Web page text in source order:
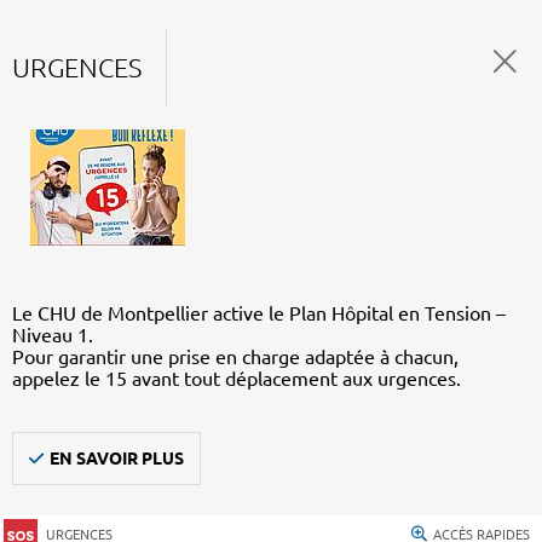
URGENCES
Le CHU de Montpellier active le Plan Hôpital en Tension –
Niveau 1.
Pour garantir une prise en charge adaptée à chacun,
appelez le 15 avant tout déplacement aux urgences.
EN SAVOIR PLUS
URGENCES ACCÈS RAPIDES